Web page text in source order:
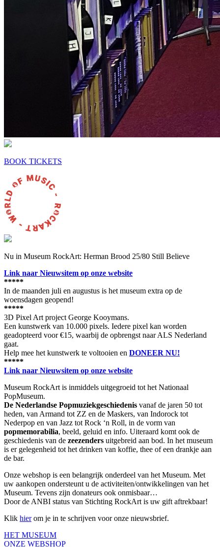
BOOK TICKETS
Nu in Museum RockArt: Herman Brood 25/80 Still Believe
Link naar Nieuwsitem op onze website
*****
In de maanden juli en augustus is het museum extra op de
woensdagen geopend!
*****
3D Pixel Art project George Kooymans.
Een kunstwerk van 10.000 pixels. Iedere pixel kan worden
geadopteerd voor €15, waarbij de opbrengst naar ALS Nederland
gaat.
Help mee het kunstwerk te voltooien en DONEER NU!
*****
Link naar Nieuwsitem op onze website
Museum RockArt is inmiddels uitgegroeid tot het Nationaal
PopMuseum.
De Nederlandse Popmuziekgeschiedenis vanaf de jaren 50 tot
heden, van Armand tot ZZ en de Maskers, van Indorock tot
Nederpop en van Jazz tot Rock ‘n Roll, in de vorm van
popmemorabilia, beeld, geluid en info. Uiteraard komt ook de
geschiedenis van de zeezenders uitgebreid aan bod. In het museum
is er gelegenheid tot het drinken van koffie, thee of een drankje aan
de bar.
Onze webshop is een belangrijk onderdeel van het Museum. Met
uw aankopen ondersteunt u de activiteiten/ontwikkelingen van het
Museum. Tevens zijn donateurs ook onmisbaar…
Door de ANBI status van Stichting RockArt is uw gift aftrekbaar!
Klik hierom je in te schrijven voor onze nieuwsbrief.
HET MUSEUM
ONZE WEBSHOP